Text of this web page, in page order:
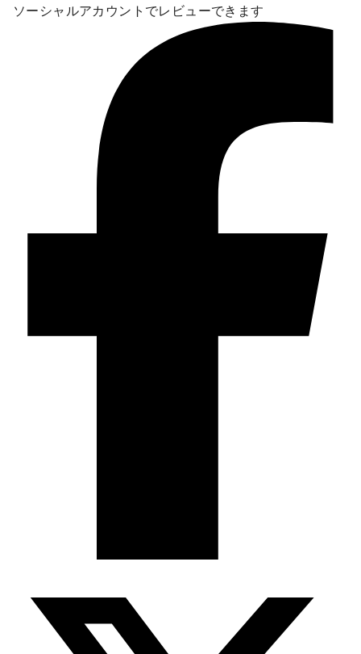
ソーシャルアカウントでレビューできます